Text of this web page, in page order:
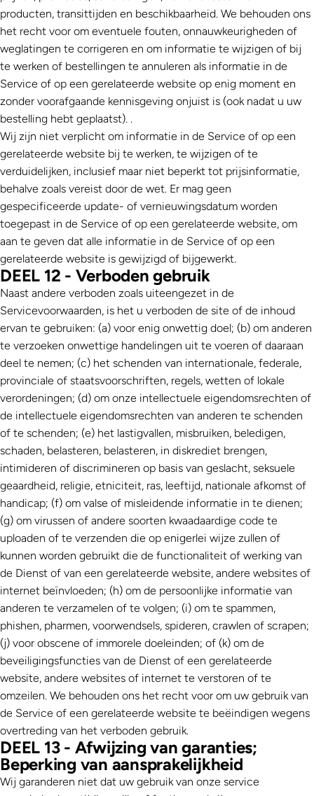
producten, transittijden en beschikbaarheid. We behouden ons
het recht voor om eventuele fouten, onnauwkeurigheden of
weglatingen te corrigeren en om informatie te wijzigen of bij
te werken of bestellingen te annuleren als informatie in de
Service of op een gerelateerde website op enig moment en
zonder voorafgaande kennisgeving onjuist is (ook nadat u uw
bestelling hebt geplaatst). .
Wij zijn niet verplicht om informatie in de Service of op een
gerelateerde website bij te werken, te wijzigen of te
verduidelijken, inclusief maar niet beperkt tot prijsinformatie,
behalve zoals vereist door de wet. Er mag geen
gespecificeerde update- of vernieuwingsdatum worden
toegepast in de Service of op een gerelateerde website, om
aan te geven dat alle informatie in de Service of op een
gerelateerde website is gewijzigd of bijgewerkt.
DEEL 12 - Verboden gebruik
Naast andere verboden zoals uiteengezet in de
Servicevoorwaarden, is het u verboden de site of de inhoud
ervan te gebruiken: (a) voor enig onwettig doel; (b) om anderen
te verzoeken onwettige handelingen uit te voeren of daaraan
deel te nemen; (c) het schenden van internationale, federale,
provinciale of staatsvoorschriften, regels, wetten of lokale
verordeningen; (d) om onze intellectuele eigendomsrechten of
de intellectuele eigendomsrechten van anderen te schenden
of te schenden; (e) het lastigvallen, misbruiken, beledigen,
schaden, belasteren, belasteren, in diskrediet brengen,
intimideren of discrimineren op basis van geslacht, seksuele
geaardheid, religie, etniciteit, ras, leeftijd, nationale afkomst of
handicap; (f) om valse of misleidende informatie in te dienen;
(g) om virussen of andere soorten kwaadaardige code te
uploaden of te verzenden die op enigerlei wijze zullen of
kunnen worden gebruikt die de functionaliteit of werking van
de Dienst of van een gerelateerde website, andere websites of
internet beïnvloeden; (h) om de persoonlijke informatie van
anderen te verzamelen of te volgen; (i) om te spammen,
phishen, pharmen, voorwendsels, spideren, crawlen of scrapen;
(j) voor obscene of immorele doeleinden; of (k) om de
beveiligingsfuncties van de Dienst of een gerelateerde
website, andere websites of internet te verstoren of te
omzeilen. We behouden ons het recht voor om uw gebruik van
de Service of een gerelateerde website te beëindigen wegens
overtreding van het verboden gebruik.
DEEL 13 - Afwijzing van garanties;
Beperking van aansprakelijkheid
Wij garanderen niet dat uw gebruik van onze service